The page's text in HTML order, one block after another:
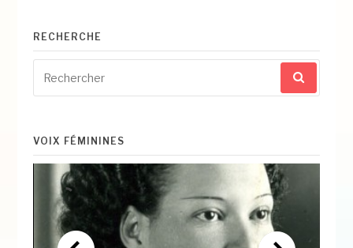
RECHERCHE
pour
:
VOIX FÉMININES